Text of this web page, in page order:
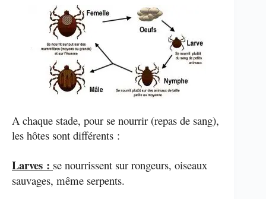
A chaque stade, pour se nourrir (repas de sang),
les hôtes sont différents :
Larves : se nourrissent sur rongeurs, oiseaux
sauvages, même serpents.